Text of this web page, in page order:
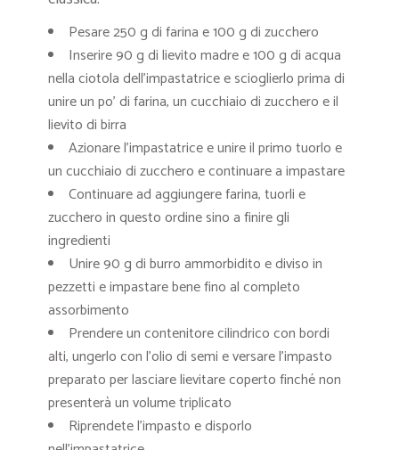
Pesare 250 g di farina e 100 g di zucchero
Inserire 90 g di lievito madre e 100 g di acqua
nella ciotola dell’impastatrice e scioglierlo prima di
unire un po’ di farina, un cucchiaio di zucchero e il
lievito di birra
Azionare l’impastatrice e unire il primo tuorlo e
un cucchiaio di zucchero e continuare a impastare
Continuare ad aggiungere farina, tuorli e
zucchero in questo ordine sino a finire gli
ingredienti
Unire 90 g di burro ammorbidito e diviso in
pezzetti e impastare bene fino al completo
assorbimento
Prendere un contenitore cilindrico con bordi
alti, ungerlo con l’olio di semi e versare l’impasto
preparato per lasciare lievitare coperto finché non
presenterà un volume triplicato
Riprendete l’impasto e disporlo